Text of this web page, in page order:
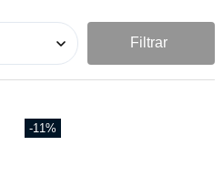
Filtrar
-11%